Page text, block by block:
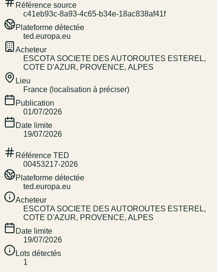
Référence source
c41eb93c-8a93-4c65-b34e-18ac838af41f
Plateforme détectée
ted.europa.eu
Acheteur
ESCOTA SOCIETE DES AUTOROUTES ESTEREL,
COTE D'AZUR, PROVENCE, ALPES
Lieu
France (localisation à préciser)
Publication
01/07/2026
Date limite
19/07/2026
Référence TED
00453217-2026
Plateforme détectée
ted.europa.eu
Acheteur
ESCOTA SOCIETE DES AUTOROUTES ESTEREL,
COTE D'AZUR, PROVENCE, ALPES
Date limite
19/07/2026
Lots détectés
1